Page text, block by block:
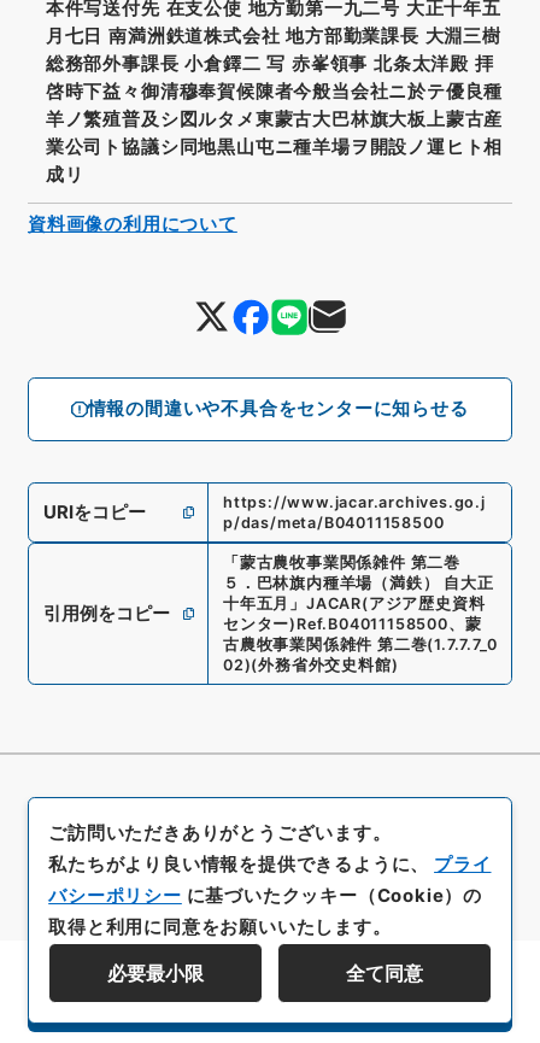
情報の間違いや不具合をセンターに知らせる
本件写送付先 在支公使 地方勤第一九二号 大正十年五
月七日 南満洲鉄道株式会社 地方部勤業課長 大淵三樹
総務部外事課長 小倉鐸二 写 赤峯領事 北条太洋殿 拝
啓時下益々御清穆奉賀候陳者今般当会社ニ於テ優良種
羊ノ繁殖普及シ図ルタメ東蒙古大巴林旗大板上蒙古産
業公司ト協議シ同地黒山屯ニ種羊場ヲ開設ノ運ヒト相
成リ
URIをコピー
https://www.jacar.archives.go.j
p/das/meta/B04011158500
引用例をコピー
「 蒙古農牧事業関係雑件 第二巻
５．巴林旗内種羊場（満鉄） 自大正
十年五月 」 JACAR(アジア歴史資料
センター) Ref. B04011158500、 蒙
古農牧事業関係雑件 第二巻(1.7.7.7_0
02)(外務省外交史料館)
資料画像の利用について
資料群階層を表示する
ご訪問いただきありがとうございます。
私たちがより良い情報を提供できるように、 プライ
バシーポリシー に基づいたクッキー（Cookie）の
取得と利用に同意をお願いいたします。
必要最小限 全て同意